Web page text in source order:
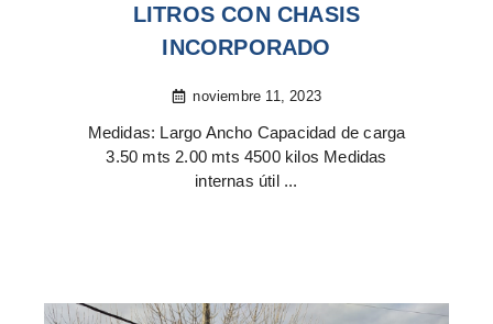
LITROS CON CHASIS
INCORPORADO
noviembre 11, 2023
Medidas: Largo Ancho Capacidad de carga
3.50 mts 2.00 mts 4500 kilos Medidas
internas útil ...